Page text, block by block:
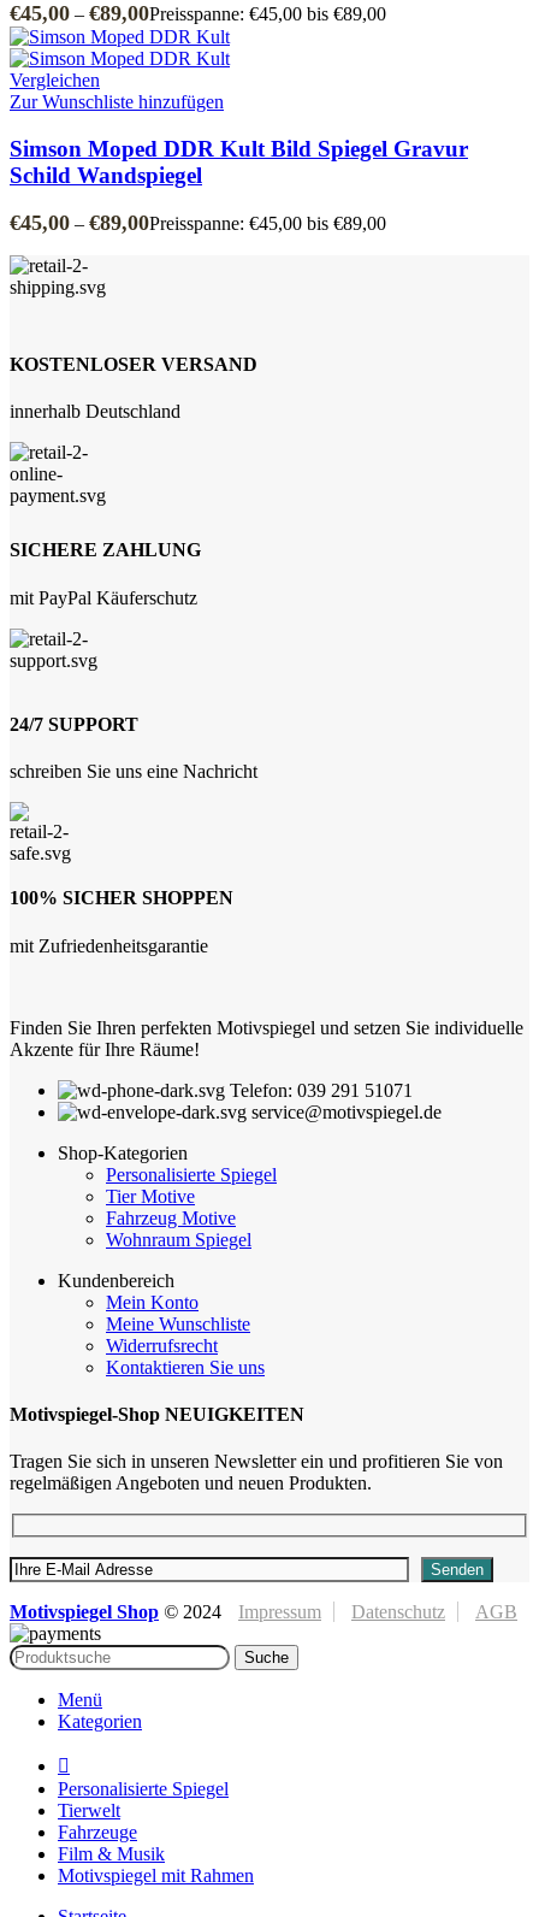
€45,00 – €89,00Preisspanne: €45,00 bis €89,00
Vergleichen
Zur Wunschliste hinzufügen
Simson Moped DDR Kult Bild Spiegel Gravur
Schild Wandspiegel
€45,00 – €89,00Preisspanne: €45,00 bis €89,00
KOSTENLOSER VERSAND
innerhalb Deutschland
SICHERE ZAHLUNG
mit PayPal Käuferschutz
24/7 SUPPORT
schreiben Sie uns eine Nachricht
100% SICHER SHOPPEN
mit Zufriedenheitsgarantie
Finden Sie Ihren perfekten Motivspiegel und setzen Sie individuelle
Akzente für Ihre Räume!
Telefon: 039 291 51071
service@motivspiegel.de
Shop-Kategorien
Personalisierte Spiegel
Tier Motive
Fahrzeug Motive
Wohnraum Spiegel
Kundenbereich
Mein Konto
Meine Wunschliste
Widerrufsrecht
Kontaktieren Sie uns
Motivspiegel-Shop NEUIGKEITEN
Tragen Sie sich in unseren Newsletter ein und profitieren Sie von
regelmäßigen Angeboten und neuen Produkten.
Motivspiegel Shop © 2024 Impressum Datenschutz AGB
Suche
Menü
Kategorien
Personalisierte Spiegel
Tierwelt
Fahrzeuge
Film & Musik
Motivspiegel mit Rahmen